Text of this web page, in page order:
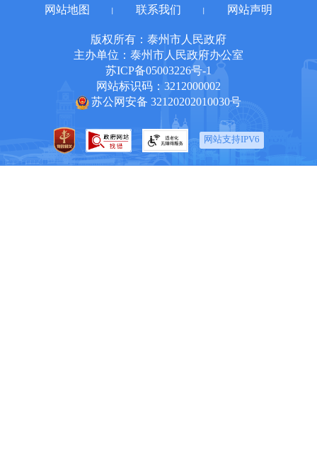
网站地图 联系我们 网站声明
版权所有：泰州市人民政府
主办单位：泰州市人民政府办公室
苏ICP备05003226号-1
网站标识码：3212000002
苏公网安备 32120202010030号
网站支持IPV6